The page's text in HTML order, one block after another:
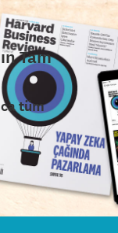
Tam
tüm